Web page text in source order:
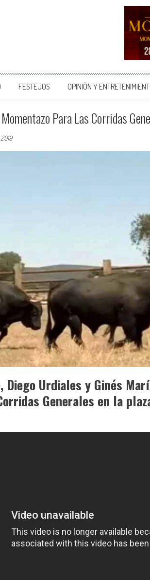
FESTEJOS OPINIÓN Y
Para Las Corridas
Diego Urdiales y Ginés
Generales en la